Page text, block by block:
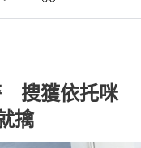
搜獲依托咪
擒